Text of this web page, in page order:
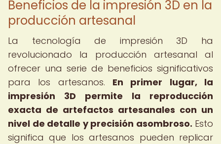
Beneficios de la impresión 3D en la
producción artesanal
La tecnología de impresión 3D ha
revolucionado la producción artesanal al
ofrecer una serie de beneficios significativos
para los artesanos. En primer lugar, la
impresión 3D permite la reproducción
exacta de artefactos artesanales con un
nivel de detalle y precisión asombroso. Esto
significa que los artesanos pueden replicar